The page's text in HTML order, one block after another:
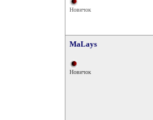
Новичок
MaLays
Новичок